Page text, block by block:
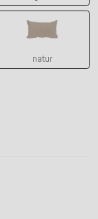
natur
natur